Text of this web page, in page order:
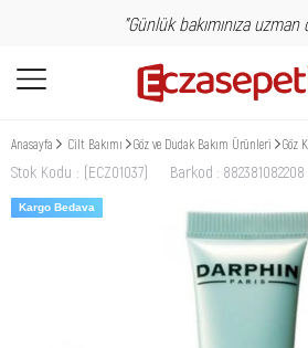
"Günlük bakımınıza
Anasayfa Cilt Bakımı Göz ve Dudak Bakım Ürünleri Göz
Stok Kodu (ECZ01037) Barkod : 882381082208
Kargo Bedava